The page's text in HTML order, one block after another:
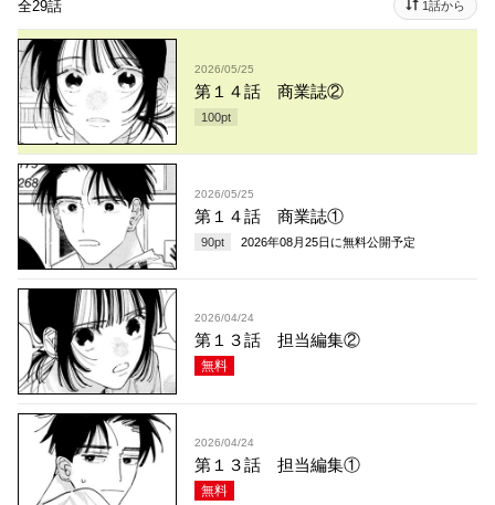
全29話 1話から
2026/05/25
第１４話 商業誌②
100pt
2026/05/25
第１４話 商業誌①
90pt 2026年08月25日 に無料公開予定
2026/04/24
第１３話 担当編集②
無料
2026/04/24
第１３話 担当編集①
無料